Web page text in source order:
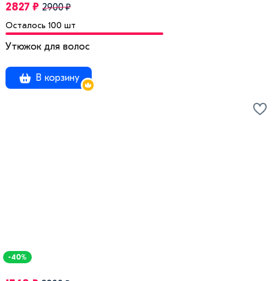
2827 ₽ 2900 ₽
Осталось 100 шт
Утюжок для волос
В корзину
-40%